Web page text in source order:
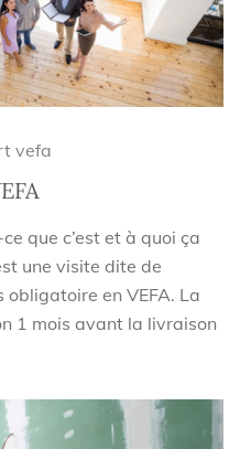
vefa
que c’est et à quoi ça
une visite dite de
obligatoire en VEFA. La
1 mois avant la livraison